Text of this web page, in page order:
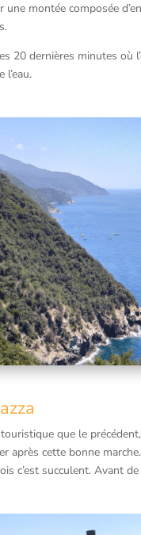
une montée composée
20 dernières minutes où
que le
après cette bonne
c’est succulent. Avant